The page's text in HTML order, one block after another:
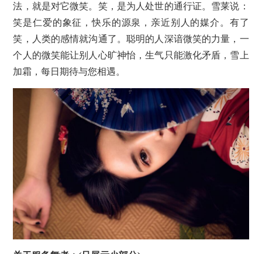
法，就是对它微笑。笑，是为人处世的通行证。雪莱说：
笑是仁爱的象征，快乐的源泉，亲近别人的媒介。有了
笑，人类的感情就沟通了。聪明的人深谙微笑的力量，一
个人的微笑能让别人心旷神怡，生气只能激化矛盾，雪上
加霜，每日期待与您相遇。